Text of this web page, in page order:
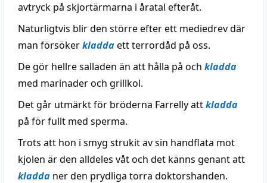
avtryck på skjortärmarna i åratal efteråt.
Naturligtvis blir den större efter ett mediedrev där
man försökerkladdaett terrordåd på oss.
De gör hellre salladen än att hålla på och kladda
med marinader och grillkol.
Det går utmärkt för bröderna Farrelly attkladda
på för fullt med sperma.
Trots att hon i smyg strukit av sin handflata mot
kjolen är den alldeles våt och det känns genant att
kladda ner den prydliga torra doktorshanden.